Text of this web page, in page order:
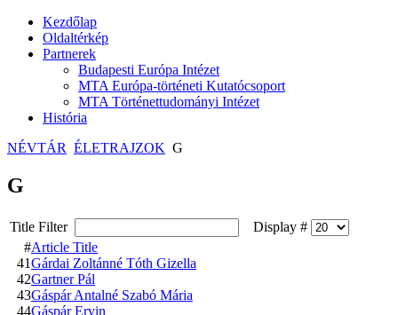
Kezdőlap
Oldaltérkép
Partnerek
Budapesti Európa Intézet
MTA Európa-történeti Kutatócsoport
MTA Történettudományi Intézet
História
NÉVTÁR ÉLETRAJZOK G
G
Title Filter
Display #
#Article Title
41Gárdai Zoltánné Tóth Gizella
42Gartner Pál
43Gáspár Antalné Szabó Mária
44Gáspár Ervin